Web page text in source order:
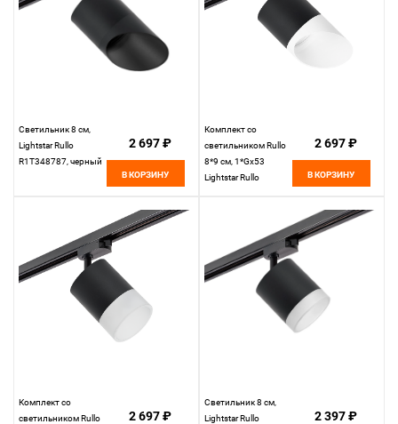
Светильник 8 см,
Lightstar Rullo
R1T348787, черный
2 697 ₽
В КОРЗИНУ
Комплект со
светильником Rullo
8*9 см, 1*Gx53
Lightstar Rullo
2 697 ₽
В КОРЗИНУ
Комплект со
светильником Rullo
2 697 ₽
Светильник 8 см,
Lightstar Rullo
2 397 ₽